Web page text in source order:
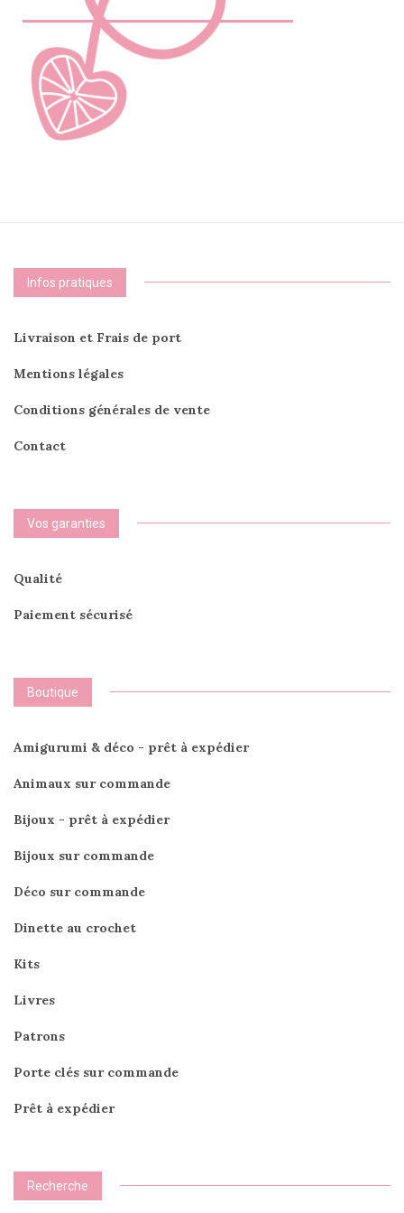
Infos pratiques
Livraison et Frais de port
Mentions légales
Conditions générales de vente
Contact
Vos garanties
Qualité
Paiement sécurisé
Boutique
Amigurumi & déco - prêt à expédier
Animaux sur commande
Bijoux - prêt à expédier
Bijoux sur commande
Déco sur commande
Dinette au crochet
Kits
Livres
Patrons
Porte clés sur commande
Prêt à expédier
Recherche